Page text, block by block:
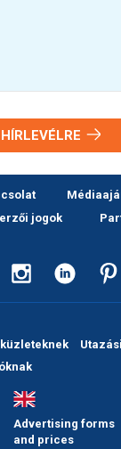
jogok
Advertising forms
and prices